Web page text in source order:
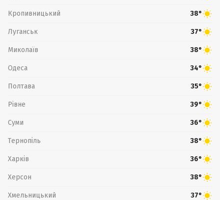
Кропивницький 38°
Луганськ 37°
Миколаїв 38°
Одеса 34°
Полтава 35°
Рівне 39°
Суми 36°
Тернопіль 38°
Харків 36°
Херсон 38°
Хмельницький 37°